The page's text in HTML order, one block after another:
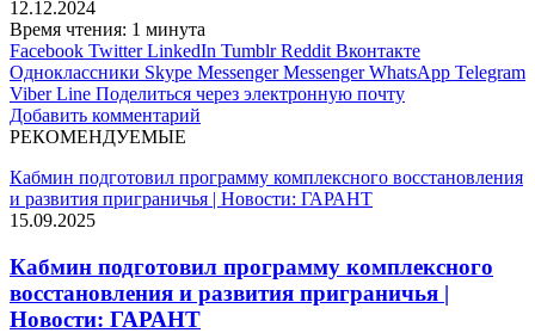
12.12.2024
Время чтения: 1 минута
Facebook Twitter LinkedIn Tumblr Reddit Вконтакте
Одноклассники Skype Messenger Messenger WhatsApp Telegram
Viber Line Поделиться через электронную почту
Добавить комментарий
РЕКОМЕНДУЕМЫЕ
Кабмин подготовил программу комплексного восстановления
и развития приграничья | Новости: ГАРАНТ
15.09.2025
Кабмин подготовил программу комплексного
восстановления и развития приграничья |
Новости: ГАРАНТ